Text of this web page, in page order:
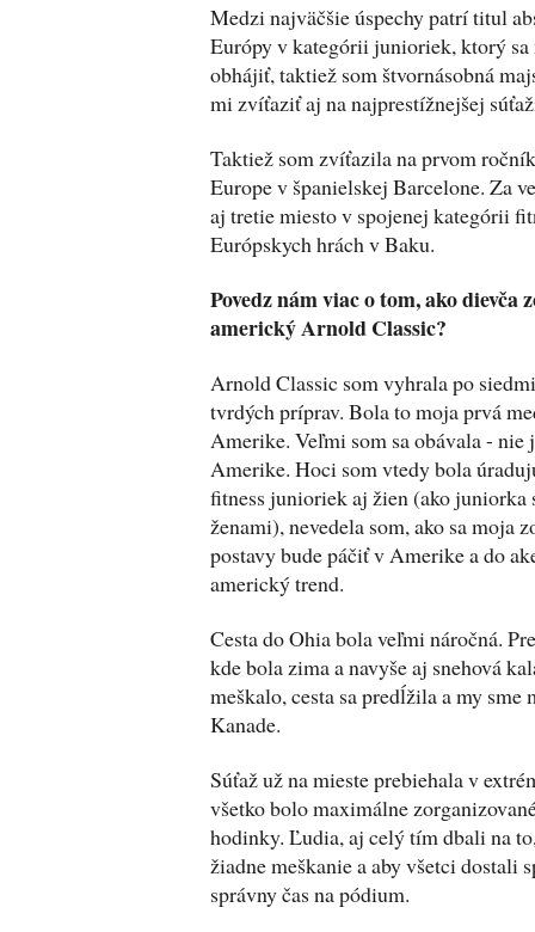
Medzi najväčšie úspechy patrí titul
Európy v kategórii junioriek, ktorý
obhájiť, taktiež som štvornásobná
mi zvíťaziť aj na najprestížnejšej
Taktiež som zvíťazila na prvom
Europe v španielskej Barcelone. Za
aj tretie miesto v spojenej kategórii
Európskych hrách v Baku.
Povedz nám viac o tom, ako dievča
americký Arnold Classic?
Arnold Classic som vyhrala po
tvrdých príprav. Bola to moja prvá
Amerike. Veľmi som sa obávala - nie
Amerike. Hoci som vtedy bola
fitness junioriek aj žien (ako juniorka
ženami), nevedela som, ako sa moja
postavy bude páčiť v Amerike a do
americký trend.
Cesta do Ohia bola veľmi náročná.
kde bola zima a navyše aj snehová
meškalo, cesta sa predĺžila a my sme
Kanade.
Súťaž už na mieste prebiehala v
všetko bolo maximálne
hodinky. Ľudia, aj celý tím dbali na
žiadne meškanie a aby všetci dostali
správny čas na pódium.